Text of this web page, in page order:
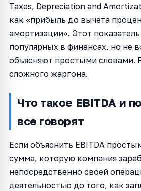
Taxes, Depreciation and
как «прибыль до вычета
амортизации». Этот
популярных в финансах, но не
объясняют простыми словами.
сложного жаргона.
Что такое EBITDA и
все говорят
Если объяснить EBITDA
сумма, которую компания
непосредственно своей
деятельностью до того, как